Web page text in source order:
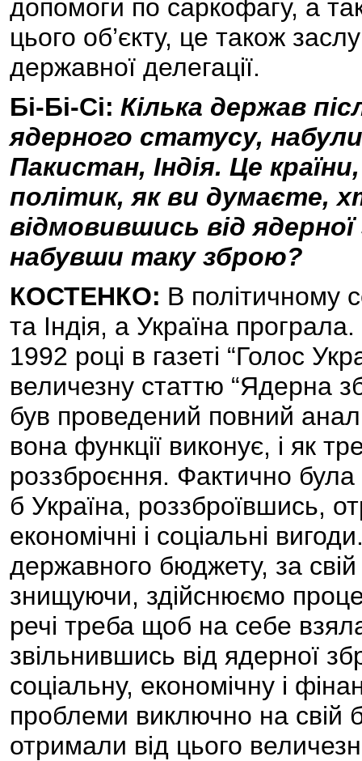
допомоги по саркофагу, а
цього об’єкту, це також
державної делегації.
Бі-Бі-Сі: Кілька держав
ядерного статусу,
Пакистан, Індія. Це
політик, як ви думаєте,
відмовившись від
набувши таку зброю?
КОСТЕНКО: В політичному
та Індія, а Україна
1992 році в газеті “Голос
величезну статтю “Ядерна
був проведений повний
вона функції виконує, і як
роззброєння. Фактично
б Україна, роззброївшись,
економічні і соціальні
державного бюджету, за
знищуючи, здійснюємо
речі треба щоб на себе
звільнившись від ядерної
соціальну, економічну і
проблеми виключно на свій
отримали від цього